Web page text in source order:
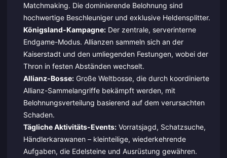
Matchmaking. Die dominierende Belohnung sind
hochwertige Beschleuniger und exklusive Heldensplitter.
Königsland-Kampagne:Der zentrale, serverinterne
Endgame-Modus. Allianzen sammeln sich an der
Kaiserstadt und den umliegenden Festungen, wobei der
Thron in festen Abständen wechselt.
Allianz-Bosse:Große Weltbosse, die durch koordinierte
Allianz-Sammelangriffe bekämpft werden, mit
Belohnungsverteilung basierend auf dem verursachten
Schaden.
Tägliche Aktivitäts-Events:Vorratsjagd, Schatzsuche,
Händlerkarawanen – kleinteilige, wiederkehrende
Aufgaben, die Edelsteine und Ausrüstung gewähren.